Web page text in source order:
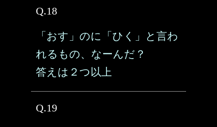
Q.18
「おす」のに「ひく」と言わ
れるもの、なーんだ？
答えは２つ以上
Q.19